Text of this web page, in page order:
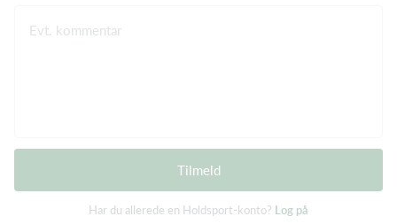
Evt. kommentar
Tilmeld
Har du allerede en Holdsport-konto? Log på